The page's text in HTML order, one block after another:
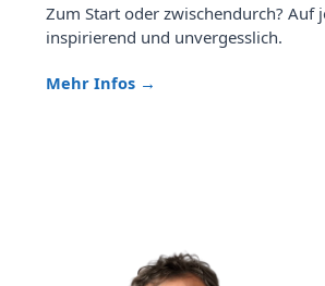
Zum Start oder zwischendurch? Auf
inspirierend und unvergesslich.
Mehr Infos →